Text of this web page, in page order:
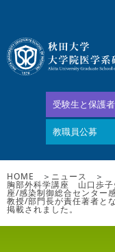
受験生と保護
教職員公募
HOME ニュース
胸部外科学講座 山口歩子
座/感染制御総合センター
教授/部門長が責任著者と
掲載されました。